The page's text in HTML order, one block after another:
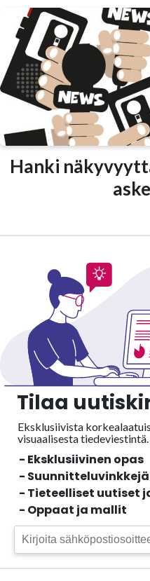
Hanki
Tilaa
Eksklusiivista
visuaalisestatiedeviestintä.
- Eksklusiivinen opas
- Suunnitteluvinkkejä
- Tieteelliset uutiset
- Oppaat ja mallit